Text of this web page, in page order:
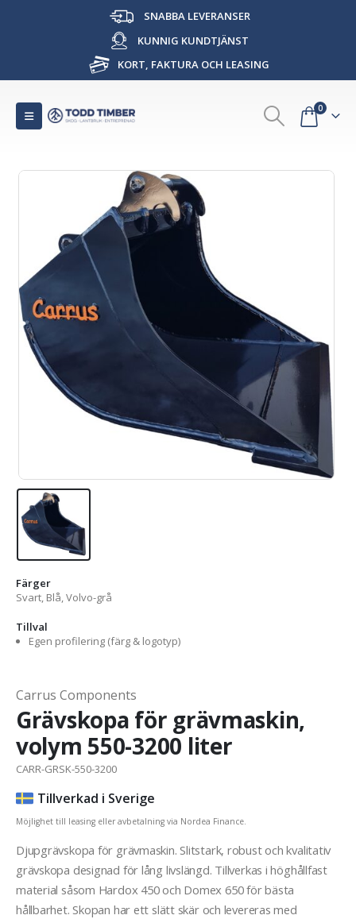
SNABBA LEVERANSER
KUNNIG KUNDTJÄNST
KORT, FAKTURA OCH LEASING
0
Färger
Svart, Blå, Volvo-grå
Tillval
Egen profilering (färg & logotyp)
Carrus Components
Grävskopa för grävmaskin,
volym 550-3200 liter
CARR-GRSK-550-3200
Tillverkad i Sverige
Möjlighet till leasing eller avbetalning via Nordea Finance.
Djupgrävskopa för grävmaskin. Slitstark, robust och kvalitativ
grävskopa designad för lång livslängd. Tillverkas i höghållfast
material såsom Hardox 450 och Domex 650 för bästa
hållbarhet. Skopan har ett slätt skär och levereras med